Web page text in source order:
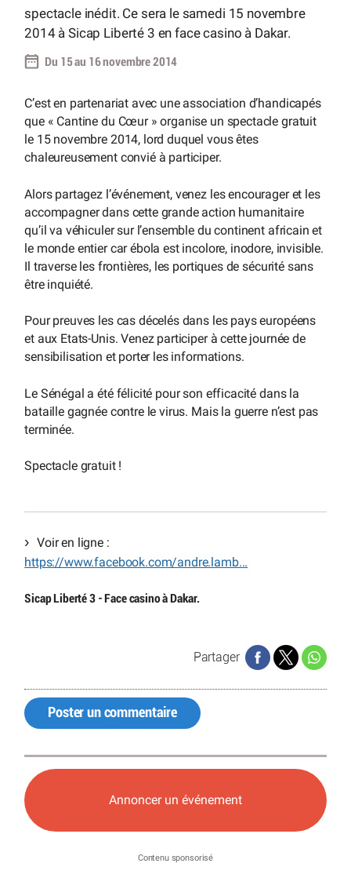
spectacle inédit. Ce sera le samedi 15 novembre
2014 à Sicap Liberté 3 en face casino à Dakar.
Du 15 au 16 novembre 2014
C’est en partenariat avec une association d’handicapés
que « Cantine du Cœur » organise un spectacle gratuit
le 15 novembre 2014, lord duquel vous êtes
chaleureusement convié à participer.
Alors partagez l’événement, venez les encourager et les
accompagner dans cette grande action humanitaire
qu’il va véhiculer sur l’ensemble du continent africain et
le monde entier car ébola est incolore, inodore, invisible.
Il traverse les frontières, les portiques de sécurité sans
être inquiété.
Pour preuves les cas décelés dans les pays européens
et aux Etats-Unis. Venez participer à cette journée de
sensibilisation et porter les informations.
Le Sénégal a été félicité pour son efficacité dans la
bataille gagnée contre le virus. Mais la guerre n’est pas
terminée.
Spectacle gratuit !
Voir en ligne :
https://www.facebook.com/andre.lamb...
Sicap Liberté 3 - Face casino à Dakar.
Partager
Poster un commentaire
Annoncer un événement